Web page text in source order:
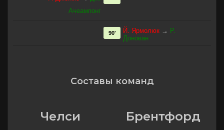
Ачеампонг
Й. Ярмолюк → Р.
Донован
90'
Составы команд
Челси Брентфорд